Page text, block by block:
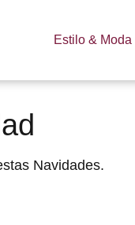
Estilo & Moda
Navidades.